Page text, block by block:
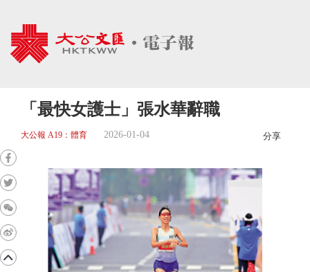
「最快女護士」張水華辭職
大公報 A19：體育 2026-01-04 分享